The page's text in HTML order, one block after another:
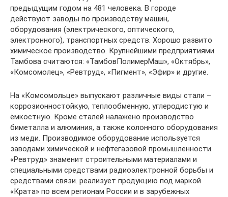
предыдущим годом на 481 человека. В городе
действуют заводы по производству машин,
оборудования (электрического, оптического,
электронного), транспортных средств. Хорошо развито
химическое производство. Крупнейшими предприятиями
Тамбова считаются: «ТамбовПолимерМаш», «Октябрь»,
«Комсомолец», «Ревтруд», «Пигмент», «Эфир» и другие.
На «Комсомольце» выпускают различные виды стали –
коррозионностойкую, теплообменную, углеродистую и
ёмкостную. Кроме сталей налажено производство
биметалла и алюминия, а также колонного оборудования
из меди. Производимое оборудование используется
заводами химической и нефтегазовой промышленности.
«Ревтруд» знаменит строительными материалами и
специальными средствами радиоэлектронной борьбы и
средствами связи. реализует продукцию под маркой
«Крата» по всем регионам России и в зарубежных